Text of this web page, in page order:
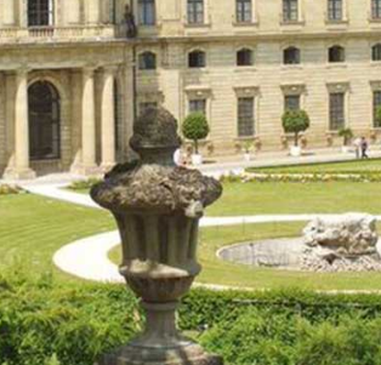
Karolingisches Westwerk und
Corvey